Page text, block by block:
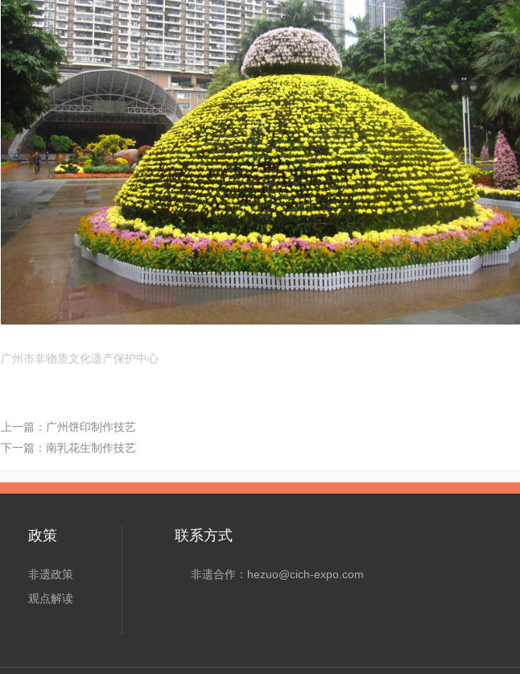
广州市非物质文化遗产保护中心
上一篇： 广州饼印制作技艺
下一篇： 南乳花生制作技艺
政策
非遗政策
观点解读
联系方式
非遗合作：hezuo@cich-expo.com